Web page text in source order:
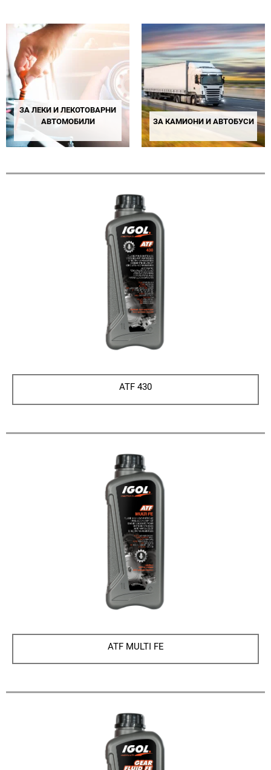
ЗА ЛЕКИ И ЛЕКОТОВАРНИ
АВТОМОБИЛИ
ЗА КАМИОНИ И АВТОБУСИ
ATF 430
ATF MULTI FE